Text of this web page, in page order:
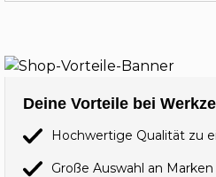
Deine Vorteile bei
Hochwertige Qualität zu
Große Auswahl an Marken